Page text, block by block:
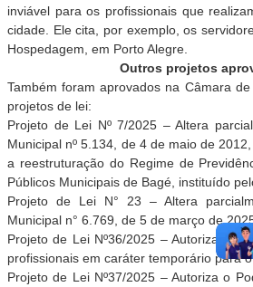
inviável para os profissionais que
cidade. Ele cita, por exemplo, os
Hospedagem, em Porto Alegre.
Outros projetos
Também foram aprovados na Câmara
projetos de lei:
Projeto de Lei Nº 7/2025 – Altera
Municipal nº 5.134, de 4 de maio de
a reestruturação do Regime de
Públicos Municipais de Bagé, instituído
Projeto de Lei N° 23 – Altera
Municipal n° 6.769, de 5 de março de
Projeto de Lei Nº36/2025 – Autoriza o
profissionais em caráter temporário para
Projeto de Lei Nº37/2025 – Autoriza o